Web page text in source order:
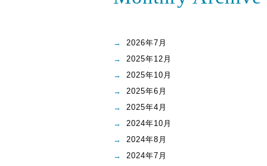
2026年7月
2025年12月
2025年10月
2025年6月
2025年4月
2024年10月
2024年8月
2024年7月